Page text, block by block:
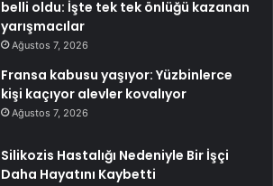
belli oldu: İşte tek tek önlüğü kazanan
yarışmacılar
Ağustos 7, 2026
Fransa kabusu yaşıyor: Yüzbinlerce
kişi kaçıyor alevler kovalıyor
Ağustos 7, 2026
Silikozis Hastalığı Nedeniyle Bir İşçi
Daha Hayatını Kaybetti